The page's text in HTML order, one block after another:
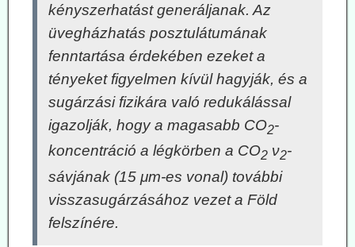
kényszerhatást generáljanak. Az
üvegházhatás posztulátumának
fenntartása érdekében ezeket a
tényeket figyelmen kívül hagyják, és a
sugárzási fizikára való redukálással
igazolják, hogy a magasabb CO2-
koncentráció a légkörben a CO2 ν2-
sávjának (15 μm-es vonal) további
visszasugárzásához vezet a Föld
felszínére.